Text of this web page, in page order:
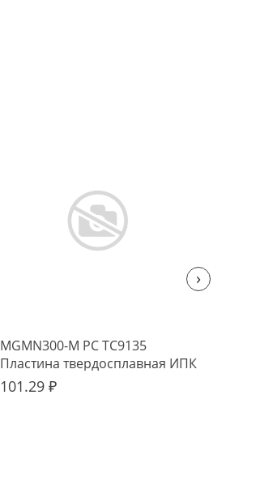
MGMN300-M PC TC9135
Пластина твердосплавная ИПК
101.29 ₽
›